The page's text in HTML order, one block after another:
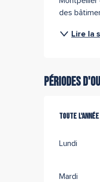
des
Lire la
Périodes
Toute l'année
Toute l'année
Lundi
Mardi